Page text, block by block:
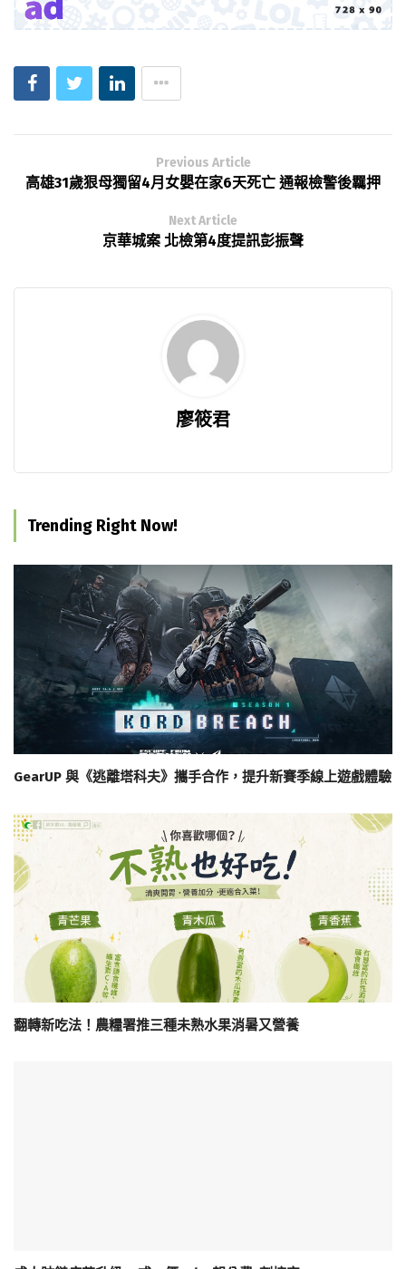
Previous Article
高雄31歲狠母獨留4月女嬰在家6天死亡 通報檢警後羈押
Next Article
京華城案 北檢第4度提訊彭振聲
廖筱君
Trending Right Now!
GearUP 與《逃離塔科夫》攜手合作，提升新賽季線上遊戲體驗
翻轉新吃法！農糧署推三種未熟水果消暑又營養